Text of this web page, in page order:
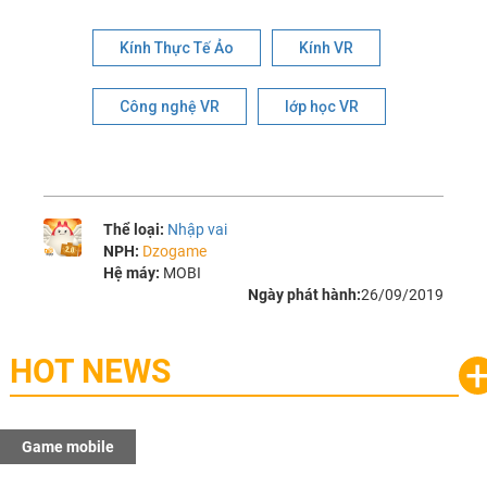
Kính Thực Tế Ảo Kính VR
Công nghệ VR lớp học VR
Thể loại: Nhập vai
NPH: Dzogame
Hệ máy: MOBI
Ngày phát hành:26/09/2019
HOT NEWS
Game mobile